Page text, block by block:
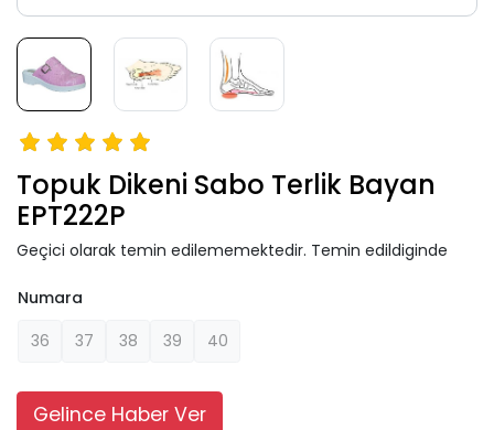
Topuk Dikeni Sabo Terlik Bayan
EPT222P
Geçici olarak temin edilememektedir. Temin edildiginde
Numara
36
37 38 39 40
Gelince Haber Ver